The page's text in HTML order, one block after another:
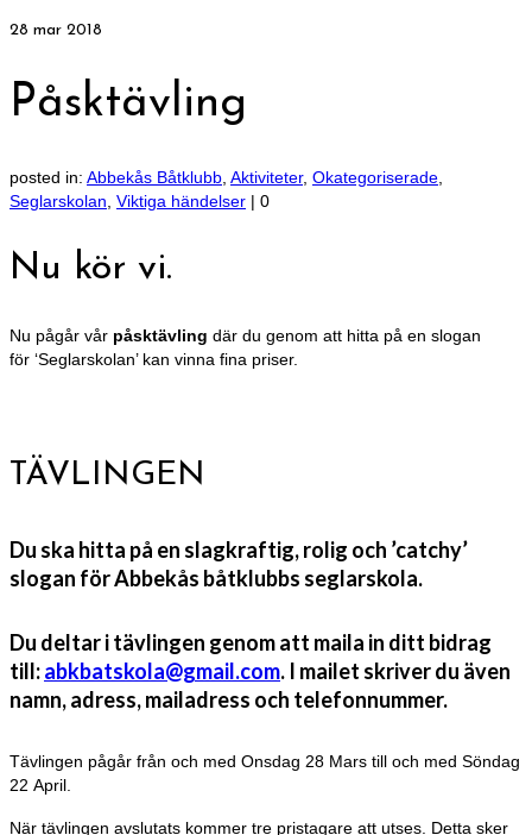
28 mar 2018
Påsktävling
posted in: Abbekås Båtklubb Aktiviteter, Okategoriserade
Seglarskolan Viktiga händelser | 0
Nu kör vi.
Nu pågår vår påsktävling där du genom att hitta på en slogan
för ‘Seglarskolan’ kan vinna fina priser.
TÄVLINGEN
Du ska hitta på en slagkraftig, rolig och ’catchy’
slogan för Abbekås båtklubbs seglarskola.
Du deltar i tävlingen genom att maila in ditt bidrag
till:abkbatskola@gmail.com. I mailet skriver du även
namn, adress, mailadress och telefonnummer.
Tävlingen pågår från och med Onsdag 28 Mars till och med Söndag
22 April.
När tävlingen avslutats kommer tre pristagare att utses. Detta sker